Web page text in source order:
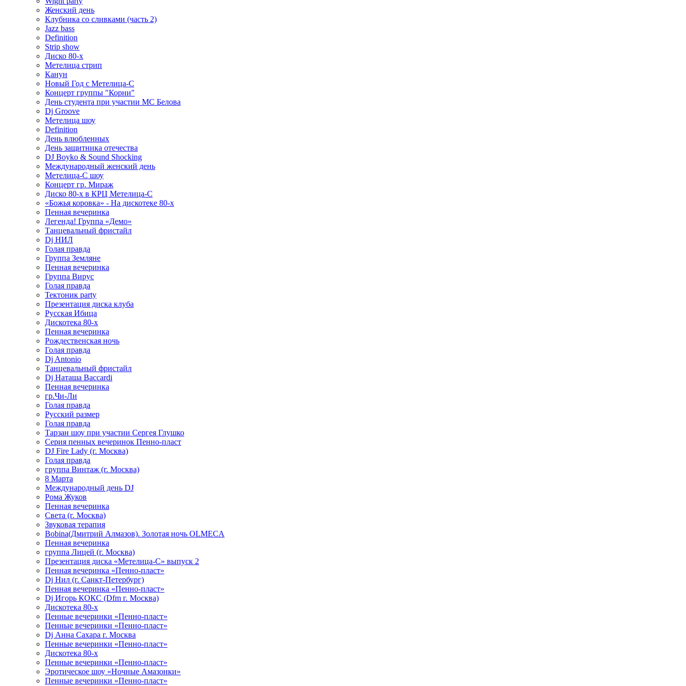
Женский день
Клубника со сливками (часть 2)
Jazz bass
Definition
Strip show
Диско 80-х
Метелица стрип
Канун
Новый Год с Метелица-С
Концерт группы "Корни"
День студента при участии МС Белова
Dj Groove
Метелица шоу
Definition
День влюбленных
День защитника отечества
DJ Boyko & Sound Shocking
Международный женский день
Метелица-С шоу
Концерт гр. Мираж
Диско 80-х в КРЦ Метелица-С
«Божья коровка» - На дискотеке 80-х
Пенная вечеринка
Легенда! Группа «Демо»
Танцевальный фристайл
Dj НИЛ
Голая правда
Группа Земляне
Пенная вечеринка
Группа Вирус
Голая правда
Тектоник party
Презентация диска клуба
Русская Ибица
Дискотека 80-х
Пенная вечеринка
Рождественская ночь
Голая правда
Dj Antonio
Танцевальный фристайл
Dj Наташа Baccardi
Пенная вечеринка
гр.Чи-Ли
Голая правда
Русский размер
Голая правда
Тарзан шоу при участии Сергея Глушко
Серия пенных вечеринок Пенно-пласт
DJ Fire Lady (г. Москва)
Голая правда
группа Винтаж (г. Москва)
8 Марта
Международный день DJ
Рома Жуков
Пенная вечеринка
Света (г. Москва)
Звуковая терапия
Bobina(Дмитрий Алмазов). Золотая ночь OLMECA
Пенная вечеринка
группа Лицей (г. Москва)
Презентация диска «Метелица-С» выпуск 2
Пенная вечеринка «Пенно-пласт»
Dj Нил (г. Санкт-Петербург)
Пенная вечеринка «Пенно-пласт»
Dj Игорь КОКС (Dfm г. Москва)
Дискотека 80-х
Пенные вечеринки «Пенно-пласт»
Пенные вечеринки «Пенно-пласт»
Dj Анна Сахара г. Москва
Пенные вечеринки «Пенно-пласт»
Дискотека 80-х
Пенные вечеринки «Пенно-пласт»
Эротическое шоу «Ночные Амазонки»
Пенные вечеринки «Пенно-пласт»